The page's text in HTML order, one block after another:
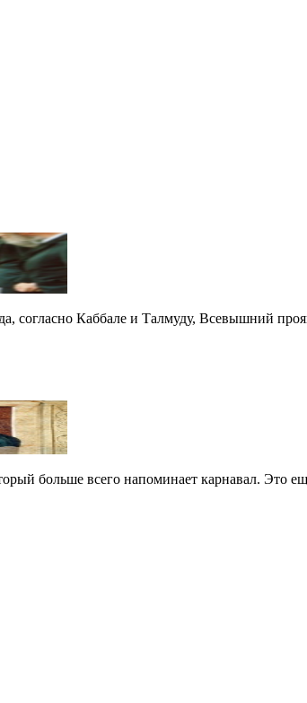
согласно Каббале и Талмуду, Всевышний
больше всего напоминает карнавал. Это